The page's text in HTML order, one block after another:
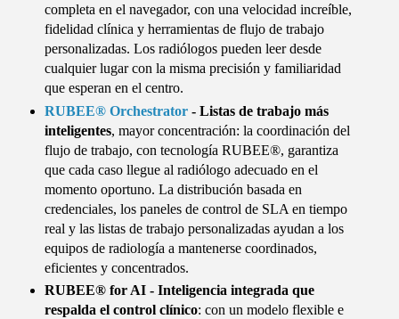
completa en el navegador, con una velocidad increíble,
fidelidad clínica y herramientas de flujo de trabajo
personalizadas. Los radiólogos pueden leer desde
cualquier lugar con la misma precisión y familiaridad
que esperan en el centro.
RUBEE® Orchestrator - Listas de trabajo más
inteligentes, mayor concentración: la coordinación del
flujo de trabajo, con tecnología RUBEE®, garantiza
que cada caso llegue al radiólogo adecuado en el
momento oportuno. La distribución basada en
credenciales, los paneles de control de SLA en tiempo
real y las listas de trabajo personalizadas ayudan a los
equipos de radiología a mantenerse coordinados,
eficientes y concentrados.
RUBEE® for AI - Inteligencia integrada que
respalda el control clínico: con un modelo flexible e